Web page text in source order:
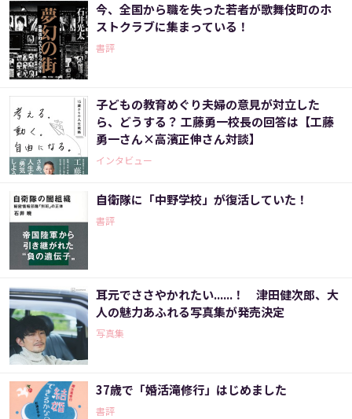
今、全国から職を失った若者が歌舞伎町のホ
ストクラブに集まっている！
書評
子どもの教育めぐり夫婦の意見が対立した
ら、どうする？ 工藤勇一校長の回答は【工藤
勇一さん×高濱正伸さん対談】
インタビュー
自衛隊に「中野学校」が復活していた！
書評
耳元でささやかれたい......！ 津田健次郎、大
人の魅力あふれる写真集が発売決定
写真集
37歳で「婚活滝修行」はじめました
書評